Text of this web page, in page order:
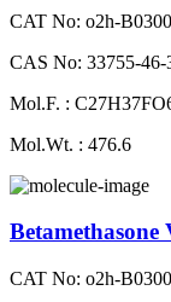
CAT No: o2h-
CAS No: 33755-46-
Mol.F. :
Mol.Wt. : 476.6
CAT No: o2h-